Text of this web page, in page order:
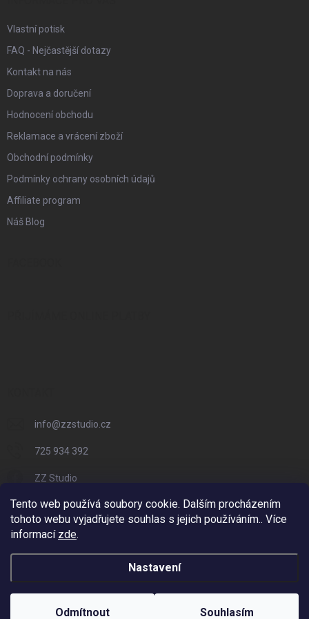
Tento web používá soubory cookie. Dalším procházením
tohoto webu vyjadřujete souhlas s jejich používáním.. Více
informací zde.
Nastavení
Odmítnout Souhlasím
Vlastní potisk
FAQ - Nejčastější dotazy
Kontakt na nás
Doprava a doručení
Hodnocení obchodu
Reklamace a vrácení zboží
Obchodní podmínky
Podmínky ochrany osobních údajů
Affiliate program
Náš Blog
info@zzstudio.cz
725 934 392
ZZ Studio
zzstudio_cz
Vytvořil Shoptet
ZZ Eshop - Svět potisku. Všechna práva vyhrazena.